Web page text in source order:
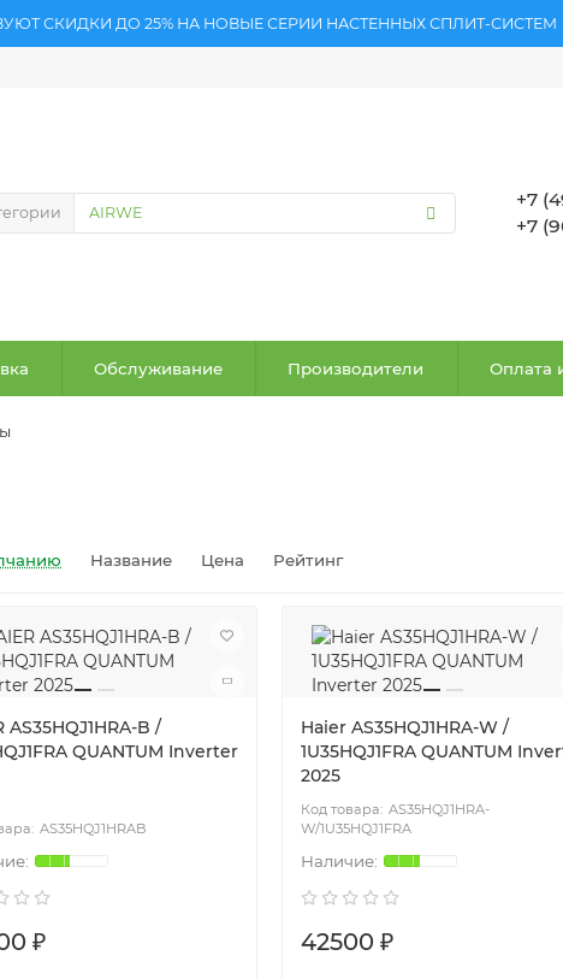
СКИДКИ ДО 25% НА НОВЫЕ СЕРИИ НАСТЕННЫХ СПЛИТ-СИСТЕМ
+7
+7
Обслуживание Производители Оплата
Название Цена Рейтинг
AS35HQJ1HRA-B /
QUANTUM Inverter
AS35HQJ1HRAB
₽
Haier AS35HQJ1HRA-W /
1U35HQJ1FRA QUANTUM
2025
AS35HQJ1HRA-
W/1U35HQJ1FRA
42500 ₽